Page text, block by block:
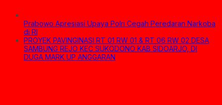
Prabowo Apresiasi Upaya Polri Cegah Peredaran Narkoba
di RI
PROYEK PAVINGINASI RT 01 RW 01 & RT 06 RW 02 DESA
SAMBUNG REJO KEC SUKODONO KAB SIDOARJO, DI
DUGA MARK UP ANGGARAN